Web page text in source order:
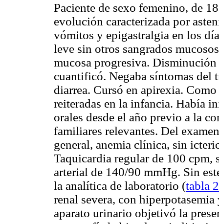
Paciente de sexo femenino, de
evolución caracterizada por
vómitos y epigastralgia en los
leve sin otros sangrados
mucosa progresiva.
cuantificó. Negaba síntomas del
diarrea. Cursó en apirexia.
reiteradas en la infancia. Había
orales desde el año previo a la
familiares relevantes. Del
general, anemia clínica, sin
Taquicardia regular de 100
arterial de 140/90 mmHg. Sin
la analítica de laboratorio (tabla 2
renal severa, con
aparato urinario objetivó la